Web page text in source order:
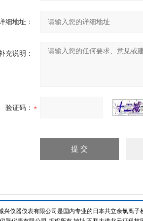
细地址：
充说明：
验证码：
兴仪器仪表有限公司是国内专业的日本共立余氯离子